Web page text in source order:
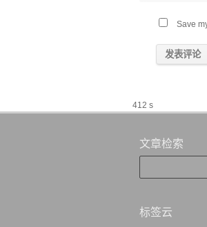
Save
412 s
文章检索
标签云